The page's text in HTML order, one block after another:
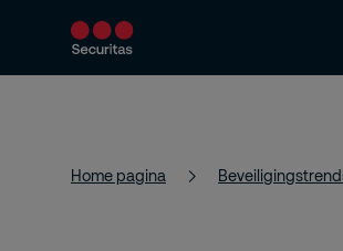
Producten en diensten
Home pagina